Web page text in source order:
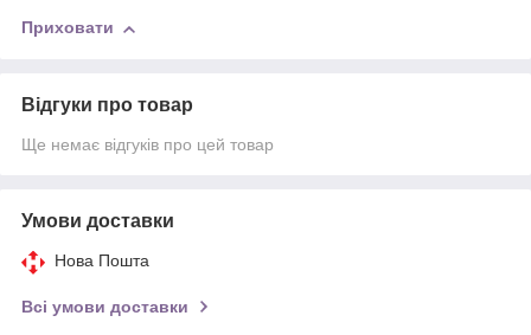
Приховати
Відгуки про товар
Ще немає відгуків про цей товар
Умови доставки
Нова Пошта
Всі умови доставки